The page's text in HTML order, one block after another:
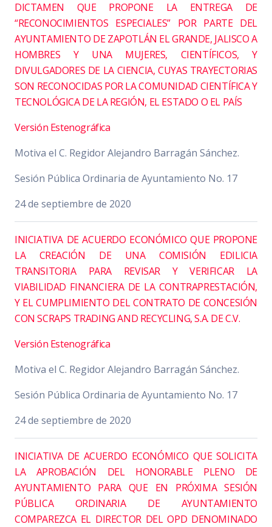
DICTAMEN QUE PROPONE LA ENTREGA DE
“RECONOCIMIENTOS ESPECIALES” POR PARTE DEL
AYUNTAMIENTO DE ZAPOTLÁN EL GRANDE, JALISCO A
HOMBRES Y UNA MUJERES, CIENTÍFICOS, Y
DIVULGADORES DE LA CIENCIA, CUYAS TRAYECTORIAS
SON RECONOCIDAS POR LA COMUNIDAD CIENTÍFICA Y
TECNOLÓGICA DE LA REGIÓN, EL ESTADO O EL PAÍS
Versión Estenográfica
Motiva el C. Regidor Alejandro Barragán Sánchez.
Sesión Pública Ordinaria de Ayuntamiento No. 17
24 de septiembre de 2020
INICIATIVA DE ACUERDO ECONÓMICO QUE PROPONE
LA CREACIÓN DE UNA COMISIÓN EDILICIA
TRANSITORIA PARA REVISAR Y VERIFICAR LA
VIABILIDAD FINANCIERA DE LA CONTRAPRESTACIÓN,
Y EL CUMPLIMIENTO DEL CONTRATO DE CONCESIÓN
CON SCRAPS TRADING AND RECYCLING, S.A. DE C.V.
Versión Estenográfica
Motiva el C. Regidor Alejandro Barragán Sánchez.
Sesión Pública Ordinaria de Ayuntamiento No. 17
24 de septiembre de 2020
INICIATIVA DE ACUERDO ECONÓMICO QUE SOLICITA
LA APROBACIÓN DEL HONORABLE PLENO DE
AYUNTAMIENTO PARA QUE EN PRÓXIMA SESIÓN
PÚBLICA ORDINARIA DE AYUNTAMIENTO
COMPAREZCA EL DIRECTOR DEL OPD DENOMINADO